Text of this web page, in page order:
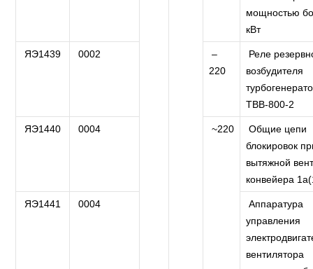
мощностью
кВт
ЯЭ1439 0002
–
220
Реле
возбудителя
ТВВ-800-2
ЯЭ1440 0004 ~220
Общие цепи
блокировок
вытяжной
конвейера
ЯЭ1441 0004
Аппаратура
управления
вентилятора